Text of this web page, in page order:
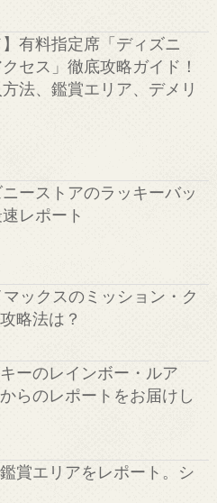
】有料指定席「ディズニ
セス」徹底攻略ガイド！
法、鑑賞エリア、デメリ
ニーストアのラッキーバッ
レポート
ックスのミッション・ク
略法は？
ーのレインボー・ルア
らのレポートをお届けし
賞エリアをレポート。シ